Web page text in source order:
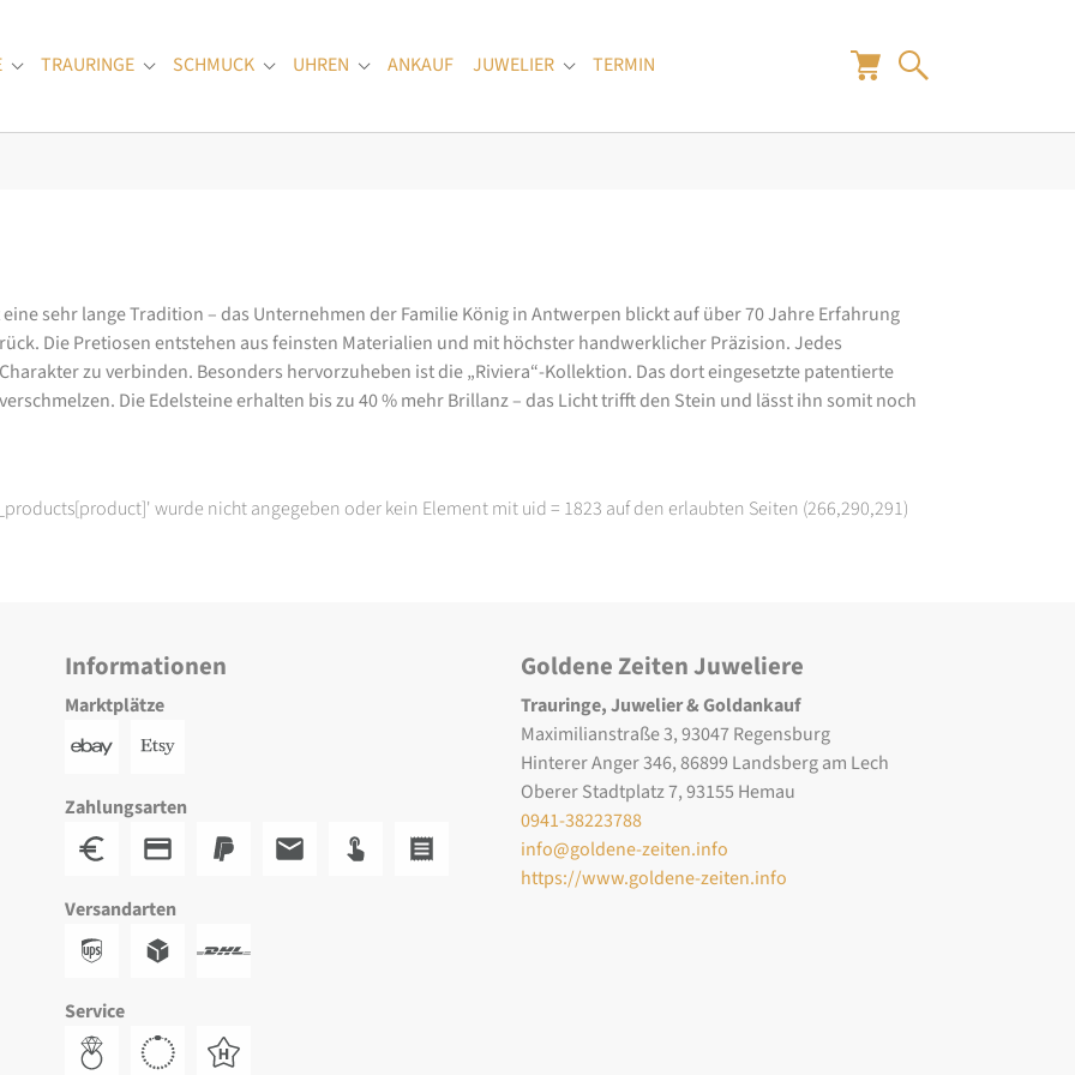
Submenu for "Verlobungsringe"
TRAURINGE Submenu for "Trauringe"
SCHMUCK Submenu for "Schmuck"
UHREN Submenu for "Uhren"
ANKAUF JUWELIER Submenu for "Juwelier"
TERMIN
sehr lange Tradition – das Unternehmen der Familie König in Antwerpen blickt auf über 70 Jahre Erfahrung
Die Pretiosen entstehen aus feinsten Materialien und mit höchster handwerklicher Präzision. Jedes
zu verbinden. Besonders hervorzuheben ist die „Riviera“-Kollektion. Das dort eingesetzte patentierte
Die Edelsteine erhalten bis zu 40 % mehr Brillanz – das Licht trifft den Stein und lässt ihn somit noch
wurde nicht angegeben oder kein Element mit uid = 1823 auf den erlaubten Seiten (266,290,291)
Informationen
Marktplätze
Zahlungsarten
Versandarten
Service
Goldene Zeiten Juweliere
Trauringe, Juwelier & Goldankauf
Maximilianstraße 3, 93047 Regensburg
Hinterer Anger 346, 86899 Landsberg am Lech
Oberer Stadtplatz 7, 93155 Hemau
0941-38223788
info@goldene-zeiten.info
https://www.goldene-zeiten.info